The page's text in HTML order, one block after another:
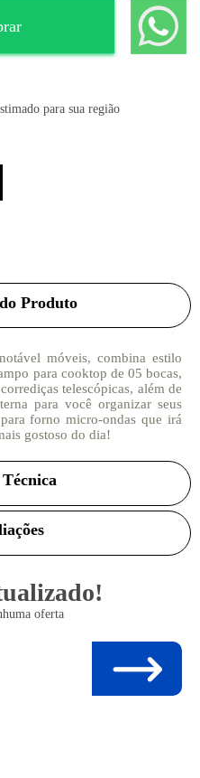
Produto
móveis, combina estilo
para cooktop de 05 bocas,
telescópicas, além de
para você organizar seus
forno micro-ondas que irá
gostoso do dia!
oferta